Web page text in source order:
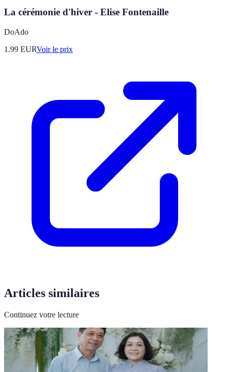
La cérémonie d'hiver - Elise Fontenaille
DoAdo
1.99 EURVoir le prix
Articles similaires
Continuez votre lecture